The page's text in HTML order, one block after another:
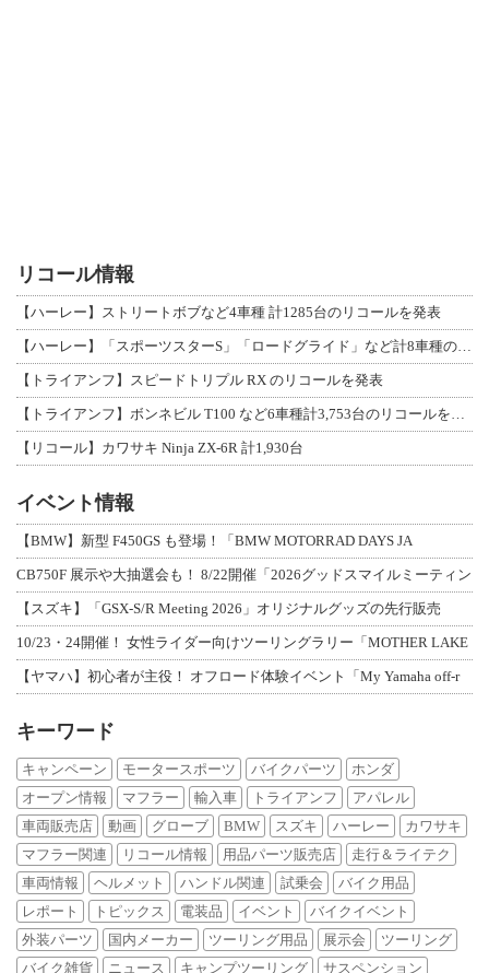
リコール情報
【ハーレー】ストリートボブなど4車種 計1285台のリコールを発表
【トライアンフ】スピードトリプル RX のリコールを発表
【リコール】カワサキ Ninja ZX-6R 計1,930台
イベント情報
【BMW】新型 F450GS も登場！「BMW MOTORRAD DAYS JA
CB750F 展示や大抽選会も！ 8/22開催「2026グッドスマイルミーティン
【スズキ】「GSX-S/R Meeting 2026」オリジナルグッズの先行販売
10/23・24開催！ 女性ライダー向けツーリングラリー「MOTHER LAKE
【ヤマハ】初心者が主役！ オフロード体験イベント「My Yamaha off-r
キーワード
キャンペーン モータースポーツ バイクパーツ
ホンダ
オープン情報
マフラー 輸入車 トライアンフ
アパレル
車両販売店
動画 グローブ BMW スズキ ハーレー
カワサキ
マフラー関連
リコール情報 用品パーツ販売店
走行＆ライテク
車両情報
ヘルメット ハンドル関連 試乗会
バイク用品
レポート
トピックス 電装品 イベント
バイクイベント
外装パーツ
国内メーカー ツーリング用品 展示会
ツーリング
バイク雑貨
ニュース キャンプツーリング サスペンション